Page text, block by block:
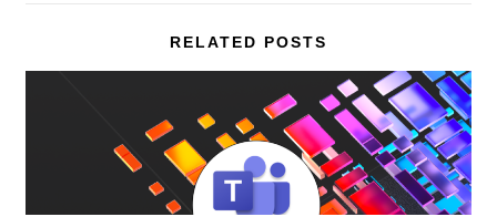
RELATED POSTS